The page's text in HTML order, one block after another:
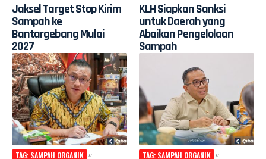
Jaksel Target Stop Kirim
Sampah ke
Bantargebang Mulai
2027
KLH Siapkan Sanksi
untuk Daerah yang
Abaikan Pengelolaan
Sampah
TAG: SAMPAH ORGANIK
TAG: SAMPAH ORGANIK